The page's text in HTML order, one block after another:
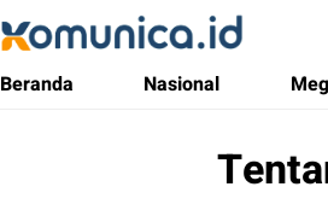
Komunica
Media Informasi Masa Kini
Beranda Nasional